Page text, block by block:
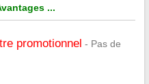
...
promotionnel - Pas de